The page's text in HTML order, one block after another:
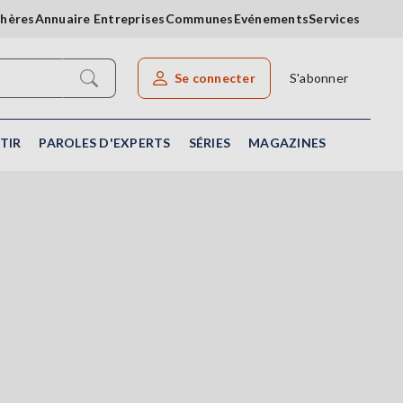
Annuaire EntreprisesCommunesEvénementsServices
Rechercher un article
Se connecter S'abonner
PAROLES D'EXPERTS SÉRIES MAGAZINES